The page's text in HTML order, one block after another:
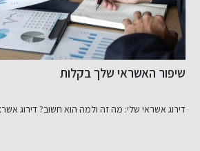
שיפור האשראי שלך בקלות
דירוג אשראי שלי: מה זה ולמה הוא חשוב? דירוג